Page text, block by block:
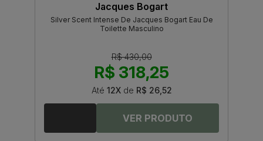
Jacques Bogart
Silver Scent Intense De Jacques Bogart Eau De
Toilette Masculino
R$ 430,00
R$ 318,25
Até 12Xde R$ 26,52